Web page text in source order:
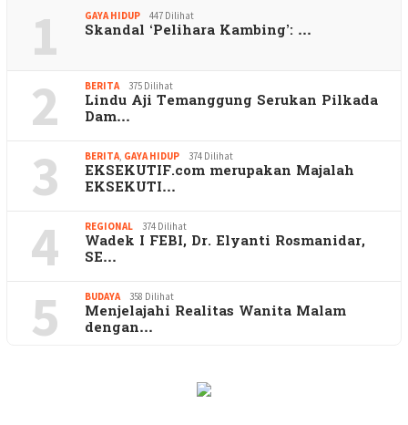
1 GAYA HIDUP 447 Dilihat
Skandal ‘Pelihara Kambing’: …
2 BERITA 375 Dilihat
Lindu Aji Temanggung Serukan Pilkada
Dam…
3 BERITA, GAYA HIDUP 374 Dilihat
EKSEKUTIF.com merupakan Majalah
EKSEKUTI…
4 REGIONAL 374 Dilihat
Wadek I FEBI, Dr. Elyanti Rosmanidar,
SE…
5 BUDAYA 358 Dilihat
Menjelajahi Realitas Wanita Malam
dengan…